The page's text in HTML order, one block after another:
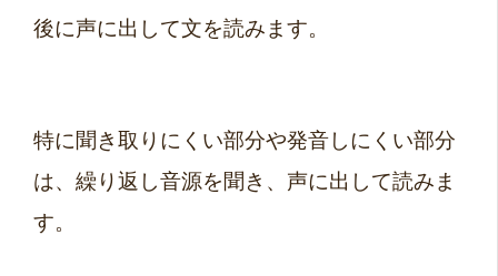
後に声に出して文を読みます。
特に聞き取りにくい部分や発音しにくい部分
は、繰り返し音源を聞き、声に出して読みま
す。